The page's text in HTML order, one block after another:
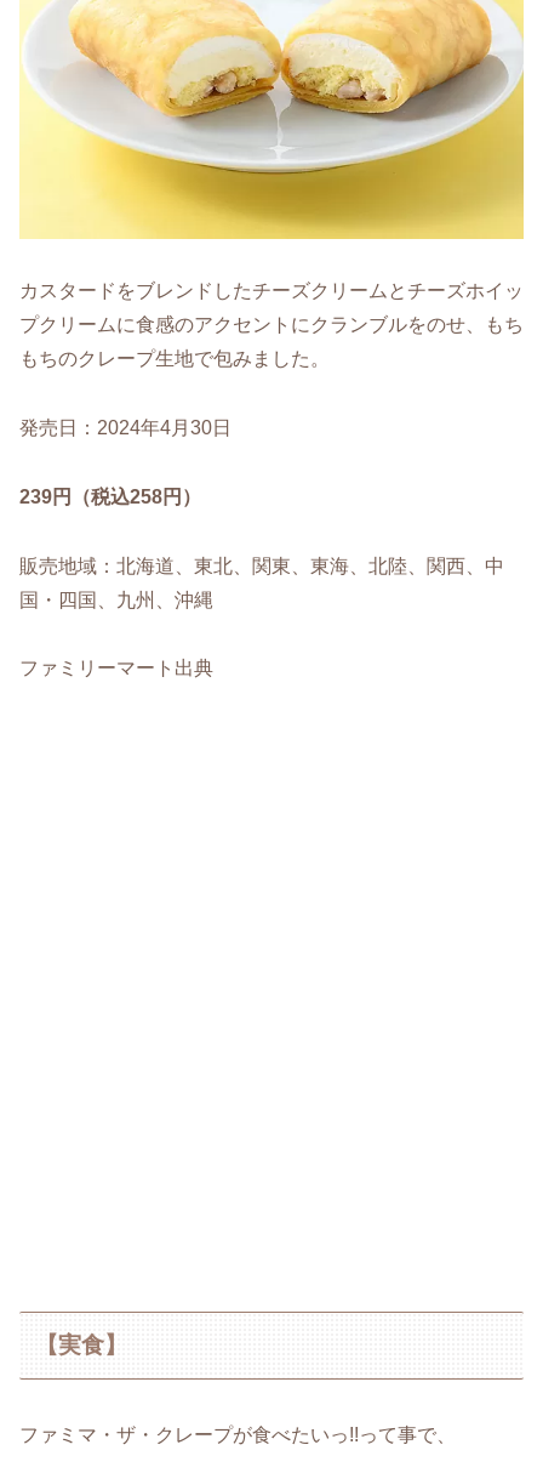
カスタードをブレンドしたチーズクリームとチーズホイッ
プクリームに食感のアクセントにクランブルをのせ、もち
もちのクレープ生地で包みました。
発売日：2024年4月30日
239円（税込258円）
販売地域：北海道、東北、関東、東海、北陸、関西、中
国・四国、九州、沖縄
ファミリーマート出典
【実食】
ファミマ・ザ・クレープが食べたいっ!!って事で、